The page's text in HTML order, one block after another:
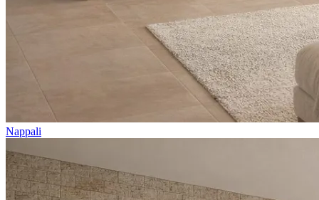
Nappali